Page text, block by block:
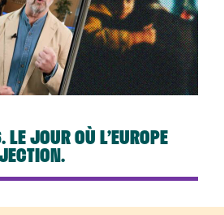
JOUR OÙ L’EUROPE